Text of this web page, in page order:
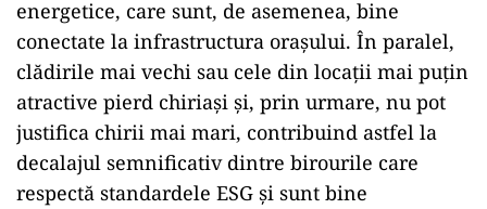
energetice, care sunt, de asemenea, bine
conectate la infrastructura orașului. În paralel,
clădirile mai vechi sau cele din locații mai puțin
atractive pierd chiriași și, prin urmare, nu pot
justifica chirii mai mari, contribuind astfel la
decalajul semnificativ dintre birourile care
respectă standardele ESG și sunt bine